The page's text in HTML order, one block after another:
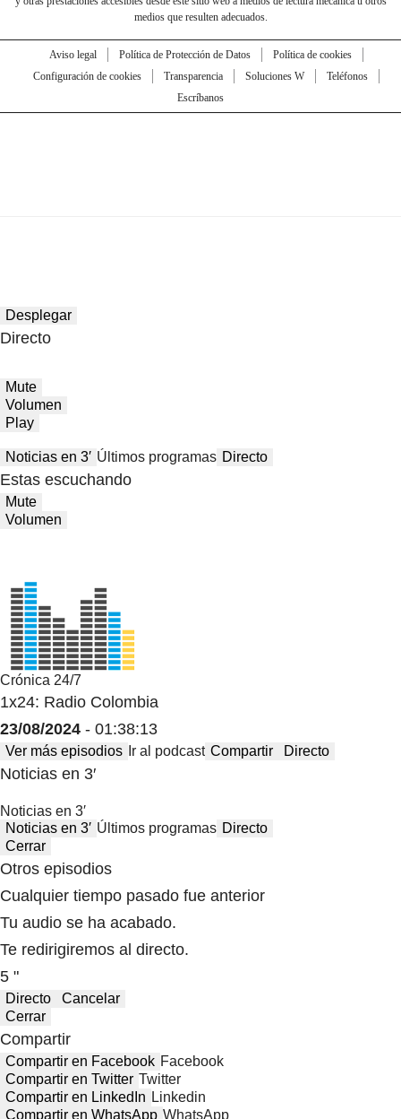
medios que resulten adecuados.
Aviso legal Política de Protección de Datos
Política de cookies
Configuración de cookies
Transparencia Soluciones W
Teléfonos
Escríbanos
Desplegar
Directo
Mute
Volumen
Play
Noticias en 3′ Últimos programas Directo
Estas escuchando
Mute
Volumen
Crónica 24/7
1x24: Radio Colombia
23/08/2024 - 01:38:13
Ver más episodios Ir al podcast Compartir Directo
Noticias en 3′
Noticias en 3′
Noticias en 3′ Últimos programas Directo
Cerrar
Otros episodios
Cualquier tiempo pasado fue anterior
Tu audio se ha acabado.
Te redirigiremos al directo.
5 "
Directo
Cancelar
Cerrar
Compartir
Compartir en Facebook Facebook
Compartir en Twitter Twitter
Compartir en LinkedIn Linkedin
Compartir en WhatsApp WhatsApp